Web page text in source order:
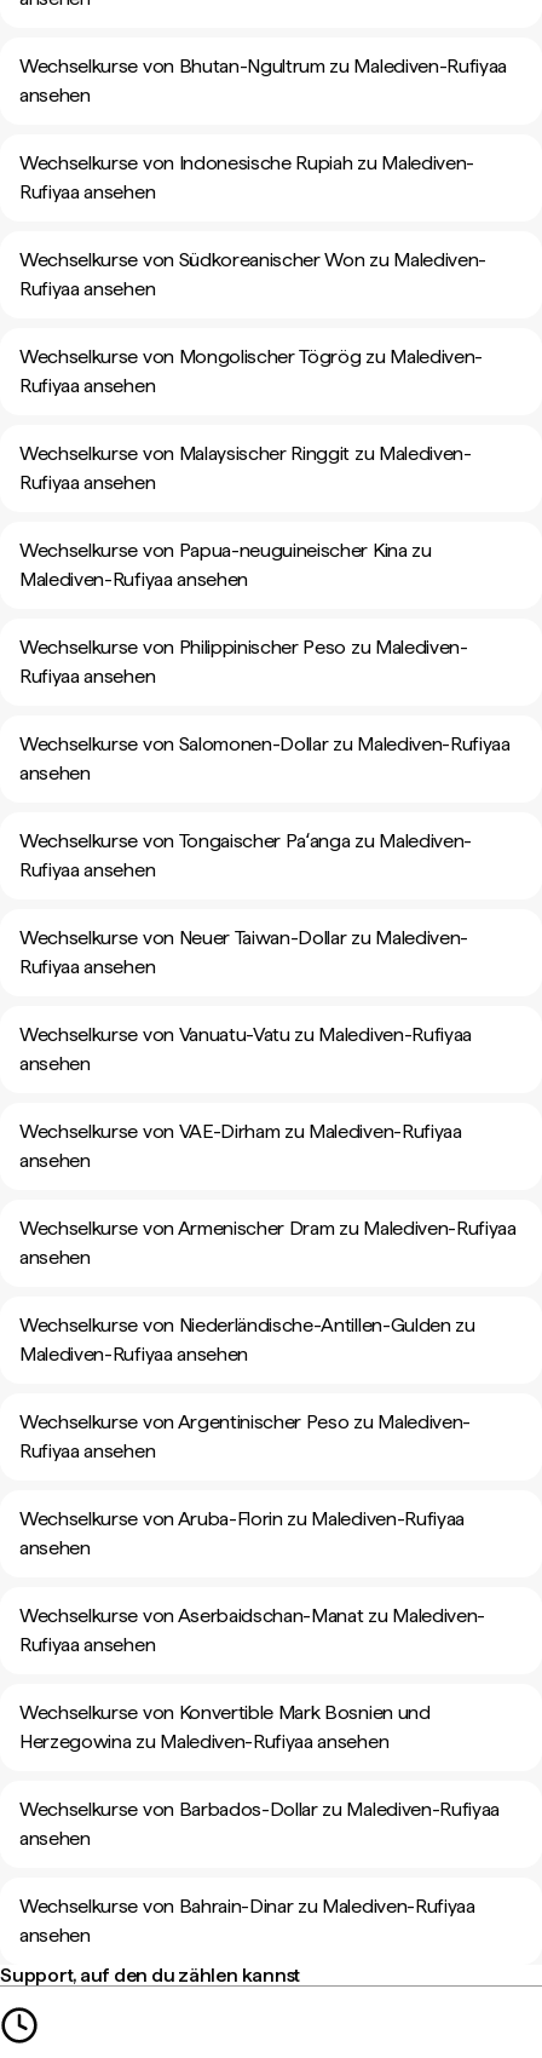
Wechselkurse von Bhutan-Ngultrum zu Malediven-Rufiyaa
ansehen
Wechselkurse von Indonesische Rupiah zu Malediven-
Rufiyaa ansehen
Wechselkurse von Südkoreanischer Won zu Malediven-
Rufiyaa ansehen
Wechselkurse von Mongolischer Tögrög zu Malediven-
Rufiyaa ansehen
Wechselkurse von Malaysischer Ringgit zu Malediven-
Rufiyaa ansehen
Wechselkurse von Papua-neuguineischer Kina zu
Malediven-Rufiyaa ansehen
Wechselkurse von Philippinischer Peso zu Malediven-
Rufiyaa ansehen
Wechselkurse von Salomonen-Dollar zu Malediven-Rufiyaa
ansehen
Wechselkurse von Tongaischer Paʻanga zu Malediven-
Rufiyaa ansehen
Wechselkurse von Neuer Taiwan-Dollar zu Malediven-
Rufiyaa ansehen
Wechselkurse von Vanuatu-Vatu zu Malediven-Rufiyaa
ansehen
Wechselkurse von VAE-Dirham zu Malediven-Rufiyaa
ansehen
Wechselkurse von Armenischer Dram zu Malediven-Rufiyaa
ansehen
Wechselkurse von Niederländische-Antillen-Gulden zu
Malediven-Rufiyaa ansehen
Wechselkurse von Argentinischer Peso zu Malediven-
Rufiyaa ansehen
Wechselkurse von Aruba-Florin zu Malediven-Rufiyaa
ansehen
Wechselkurse von Aserbaidschan-Manat zu Malediven-
Rufiyaa ansehen
Wechselkurse von Konvertible Mark Bosnien und
Herzegowina zu Malediven-Rufiyaa ansehen
Wechselkurse von Barbados-Dollar zu Malediven-Rufiyaa
ansehen
Wechselkurse von Bahrain-Dinar zu Malediven-Rufiyaa
ansehen
Support, auf den du zählen kannst